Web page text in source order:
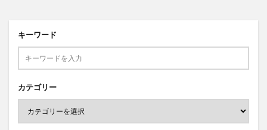
キーワード
カテゴリー